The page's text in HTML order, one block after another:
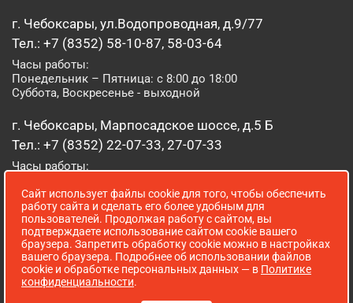
г. Чебоксары, ул.Водопроводная, д.9/77
Тел.: +7 (8352) 58-10-87, 58-03-64
Часы работы:
Понедельник – Пятница: с 8:00 до 18:00
Суббота, Воскресенье - выходной
г. Чебоксары, Марпосадское шоссе, д.5 Б
Тел.: +7 (8352) 22-07-33, 27-07-33
Часы работы:
Суббота, Воскресенье: с 8:00 до 16:00
г. Йошкар-Ола, ул. Луначарского, д. 52 А
Тел.: (8362) 41-07-31
Часы работы:
Понедельник – Пятница: с 8:00 до 18:00
Сайт использует файлы cookie для того, чтобы обеспечить
работу сайта и сделать его более удобным для
пользователей. Продолжая работу с сайтом, вы
подтверждаете использование сайтом cookie вашего
браузера. Запретить обработку cookie можно в настройках
вашего браузера. Подробнее об использовании файлов
cookie и обработке персональных данных — в Политике
конфиденциальности.